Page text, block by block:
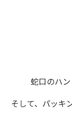
蛇口のハ
そして、パッキ